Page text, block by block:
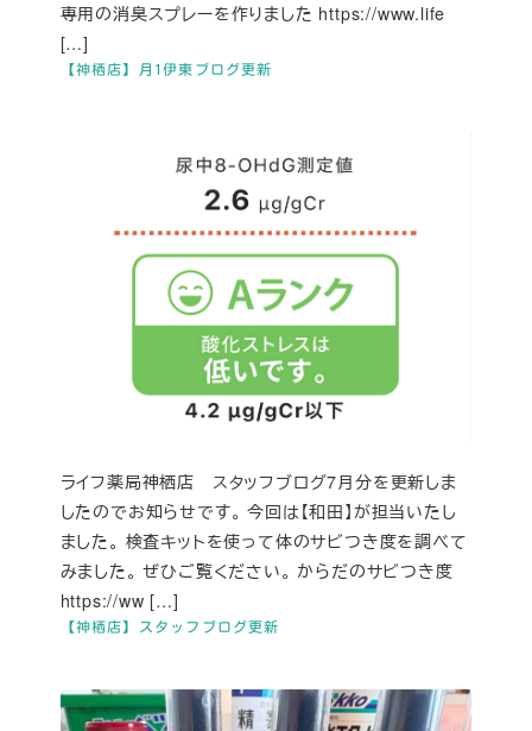
【神栖店】月1伊東ブログ更新
専用の消臭スプレーを作りました https://www.life
[…]
【神栖店】スタッフブログ更新
ライフ薬局神栖店 スタッフブログ7月分を更新しま
したのでお知らせです。 今回は【和田】が担当いたし
ました。 検査キットを使って体のサビつき度を調べて
みました。 ぜひご覧ください。 からだのサビつき度
https://ww […]